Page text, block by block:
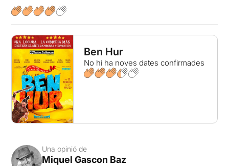
Ben Hur
No hi ha noves dates confirmades
Una opinió de
Miquel Gascon Baz